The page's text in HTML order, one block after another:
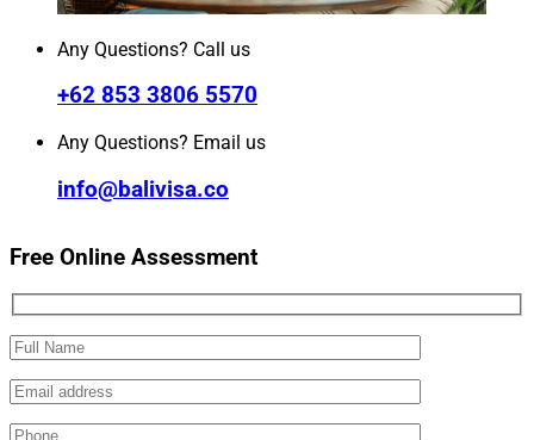
Any Questions? Call us
+62 853 3806 5570
Any Questions? Email us
info@balivisa.co
Free Online Assessment